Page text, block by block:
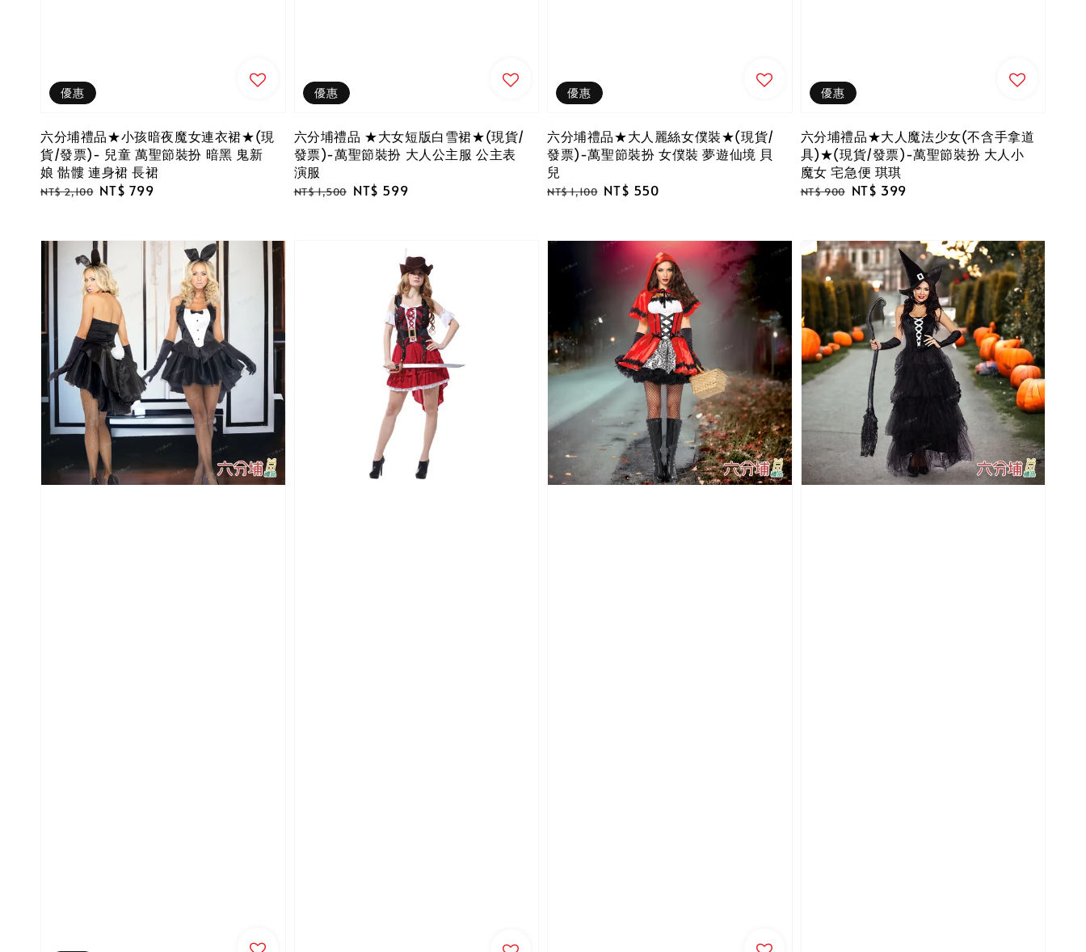
優惠
六分埔禮品★小孩暗夜魔女連衣裙★(現
貨/發票)- 兒童 萬聖節裝扮 暗黑 鬼新
娘 骷髏 連身裙 長裙
Regular
NT$ 2,100 Sale
NT$ 799
優惠
六分埔禮品 ★大女短版白雪裙★(現貨/
發票)-萬聖節裝扮 大人公主服 公主表
演服
Regular
NT$ 1,500 Sale
NT$ 599
優惠
六分埔禮品★大人麗絲女僕裝★(現貨/
發票)-萬聖節裝扮 女僕裝 夢遊仙境 貝
兒
Regular
NT$ 1,100 Sale
NT$ 550
優惠
六分埔禮品★大人魔法少女(不含手拿道
具)★(現貨/發票)-萬聖節裝扮 大人小
魔女 宅急便 琪琪
Regular
NT$ 900 Sale
NT$ 399